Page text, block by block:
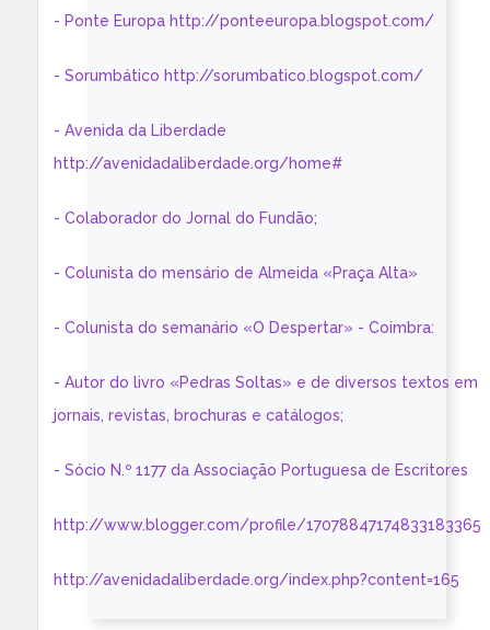
- Ponte Europa http://ponteeuropa.blogspot.com/
- Sorumbático http://sorumbatico.blogspot.com/
- Avenida da Liberdade
http://avenidadaliberdade.org/home#
- Colaborador do Jornal do Fundão;
- Colunista do mensário de Almeida «Praça Alta»
- Colunista do semanário «O Despertar» - Coimbra:
- Autor do livro «Pedras Soltas» e de diversos textos em
jornais, revistas, brochuras e catálogos;
- Sócio N.º 1177 da Associação Portuguesa de Escritores
http://www.blogger.com/profile/17078847174833183365
http://avenidadaliberdade.org/index.php?content=165